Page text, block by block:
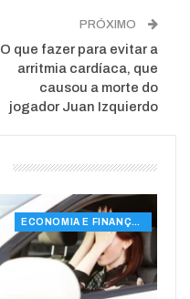
PRÓXIMO
O que fazer para evitar a
arritmia cardíaca, que
causou a morte do
jogador Juan Izquierdo
ECONOMIA E FINANÇAS